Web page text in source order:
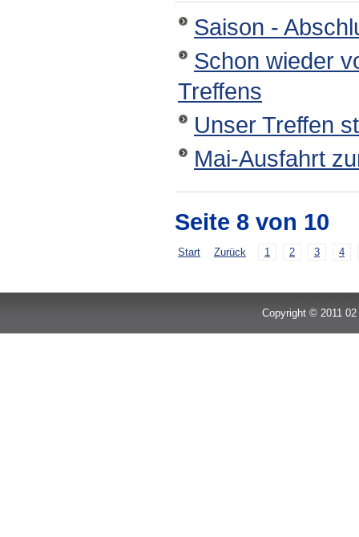
Saison -
Schon wieder
Treffens
Unser Treffen
Mai-Ausfahrt
Seite 8 von 10
Start Zurück 1 2 3 4
Copyright © 2011